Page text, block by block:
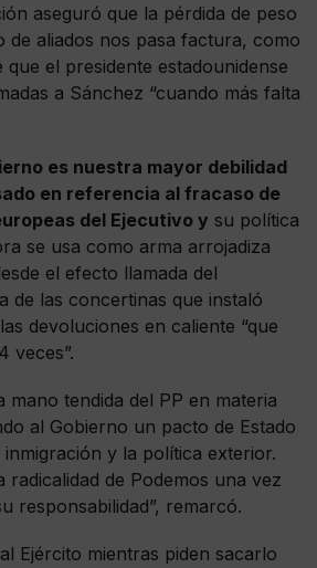
aseguró que la pérdida de peso
de aliados nos pasa factura, como
el presidente estadounidense
a Sánchez “cuando más falta
es nuestra mayor debilidad
en referencia al fracaso de
del Ejecutivo y su política
se usa como arma arrojadiza
el efecto llamada del
de las concertinas que instaló
devoluciones en caliente “que
veces”.
mano tendida del PP en materia
al Gobierno un pacto de Estado
y la política exterior.
radicalidad de Podemos una vez
responsabilidad”, remarcó.
Ejército mientras piden sacarlo